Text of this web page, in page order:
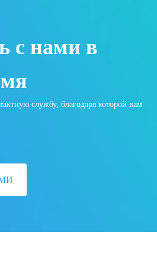
с нами в
службу, благодаря которой вам